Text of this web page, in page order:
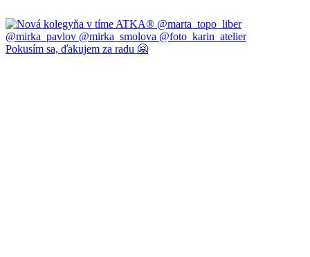
Pokusím sa, ďakujem za radu 🤗